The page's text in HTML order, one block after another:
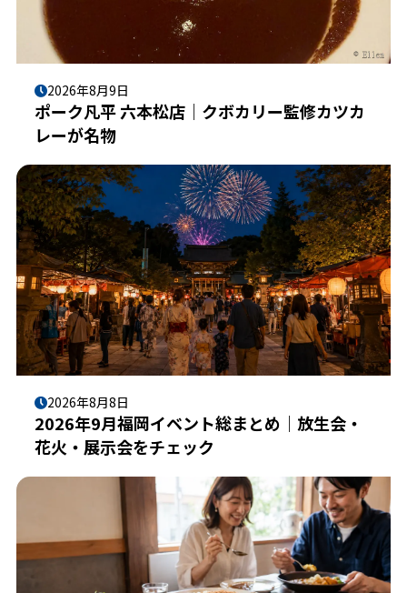
2026年8月9日
ポーク凡平 六本松店｜クボカリー監修カツカ
レーが名物
2026年8月8日
2026年9月福岡イベント総まとめ｜放生会・
花火・展示会をチェック